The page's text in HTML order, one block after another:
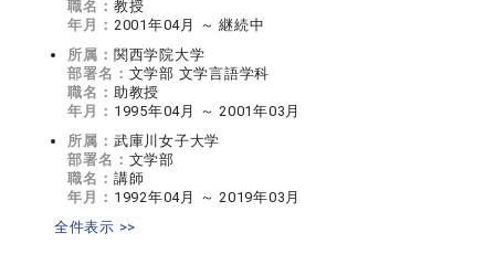
職名： 教授
年月： 2001年04月 ～ 継続中
所属： 関西学院大学
部署名： 文学部 文学言語学科
職名： 助教授
年月： 1995年04月 ～ 2001年03月
所属： 武庫川女子大学
部署名： 文学部
職名： 講師
年月： 1992年04月 ～ 2019年03月
全件表示 >>